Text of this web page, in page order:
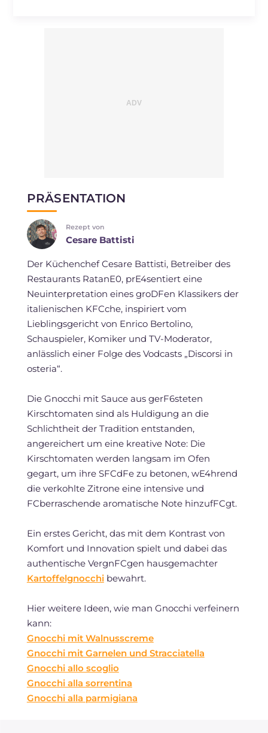
PRÄSENTATION
Rezept von
Cesare Battisti
Der Küchenchef Cesare Battisti, Betreiber des
Restaurants RatanE0, prE4sentiert eine
Neuinterpretation eines groDFen Klassikers der
italienischen KFCche, inspiriert vom
Lieblingsgericht von Enrico Bertolino,
Schauspieler, Komiker und TV-Moderator,
anlässlich einer Folge des Vodcasts „Discorsi in
osteria“.
Die Gnocchi mit Sauce aus gerF6steten
Kirschtomaten sind als Huldigung an die
Schlichtheit der Tradition entstanden,
angereichert um eine kreative Note: Die
Kirschtomaten werden langsam im Ofen
gegart, um ihre SFCdFe zu betonen, wE4hrend
die verkohlte Zitrone eine intensive und
FCberraschende aromatische Note hinzufFCgt.
Ein erstes Gericht, das mit dem Kontrast von
Komfort und Innovation spielt und dabei das
authentische VergnFCgen hausgemachter
Kartoffelgnocchibewahrt.
Hier weitere Ideen, wie man Gnocchi verfeinern
kann:
Gnocchi mit Walnusscreme
Gnocchi mit Garnelen und Stracciatella
Gnocchi allo scoglio
Gnocchi alla sorrentina
Gnocchi alla parmigiana